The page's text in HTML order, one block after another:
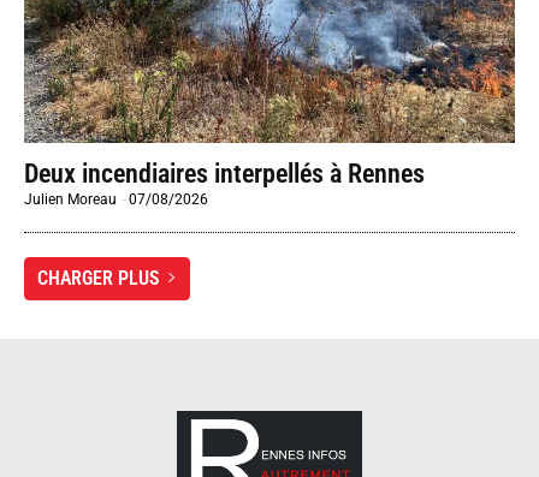
Deux incendiaires interpellés à Rennes
Julien Moreau -07/08/2026
CHARGER PLUS